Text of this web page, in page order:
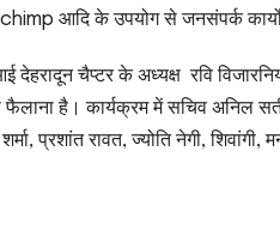
आदि के उपयोग से जनसंपर्क कार्यों
चैप्टर के अध्यक्ष रवि
फैलाना है। कार्यक्रम में सचिव अनिल
प्रशांत रावत, ज्योति नेगी,